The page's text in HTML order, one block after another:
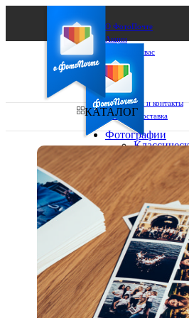
О ФотоПочте
Акции
Сделаем за вас
Бизнесу
FAQ
Франшиза
Поддержка и контакты
Оплата и доставка
Ваш город:
Ваш регион доставки
Выберите из списка:
КАТАЛОГ
Фотографии
фото
10х10
10х15
13х18
А4
Фото
в